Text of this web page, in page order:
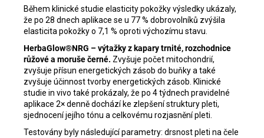
Během klinické studie elasticity pokožky výsledky ukázaly,
že po 28 dnech aplikace se u 77 % dobrovolníků zvýšila
elasticita pokožky o 7,1 % oproti výchozímu stavu.
HerbaGlow®NRG – výtažky z kapary trnité, rozchodnice
růžové a moruše černé. Zvyšuje počet mitochondrií,
zvyšuje přísun energetických zásob do buňky a také
zvyšuje účinnost tvorby energetických zásob. Klinické
studie in vivo také prokázaly, že po 4 týdnech pravidelné
aplikace 2× denně dochází ke zlepšení struktury pleti,
sjednocení jejího tónu a celkovému rozjasnění pleti.
Testovány byly následující parametry: drsnost pleti na čele